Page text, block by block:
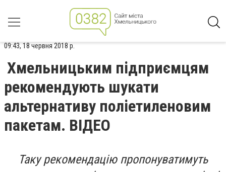
09:43, 18 червня 2018 р.
Хмельницьким підприємцям
рекомендують шукати
альтернативу поліетиленовим
пакетам. ВІДЕО
Таку рекомендацію пропонуватимуть